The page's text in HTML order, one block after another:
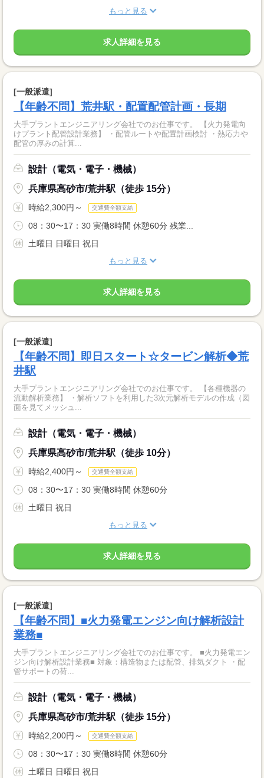
もっと見る
求人詳細を見る
[一般派遣]
【年齢不問】荒井駅・配置配管計画・長期
大手プラントエンジニアリング会社でのお仕事です。 【火力発電向
けプラント配管設計業務】 ・配管ルートや配置計画検討 ・熱応力や
配管の厚みの計算...
設計（電気・電子・機械）
兵庫県高砂市/荒井駅（徒歩 15分）
時給2,300円～ 交通費全額支給
08：30〜17：30 実働8時間 休憩60分 残業...
土曜日 日曜日 祝日
もっと見る
求人詳細を見る
[一般派遣]
【年齢不問】即日スタート☆タービン解析◆荒
井駅
大手プラントエンジニアリング会社でのお仕事です。 【各種機器の
流動解析業務】 ・解析ソフトを利用した3次元解析モデルの作成（図
面を見てメッシュ...
設計（電気・電子・機械）
兵庫県高砂市/荒井駅（徒歩 10分）
時給2,400円～ 交通費全額支給
08：30〜17：30 実働8時間 休憩60分
土曜日 祝日
もっと見る
求人詳細を見る
[一般派遣]
【年齢不問】■火力発電エンジン向け解析設計
業務■
大手プラントエンジニアリング会社でのお仕事です。 ■火力発電エン
ジン向け解析設計業務■ 対象：構造物または配管、排気ダクト ・配
管サポートの荷...
設計（電気・電子・機械）
兵庫県高砂市/荒井駅（徒歩 15分）
時給2,200円～ 交通費全額支給
08：30〜17：30 実働8時間 休憩60分
土曜日 日曜日 祝日